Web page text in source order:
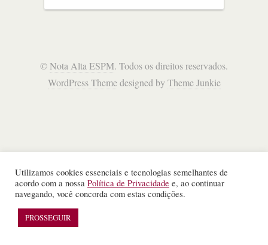
©Nota Alta ESPM. Todos os direitos reservados.
WordPress Themedesigned by Theme Junkie
Utilizamos cookies essenciais e tecnologias semelhantes de
acordo com a nossa Política de Privacidade e, ao continuar
navegando, você concorda com estas condições.
PROSSEGUIR